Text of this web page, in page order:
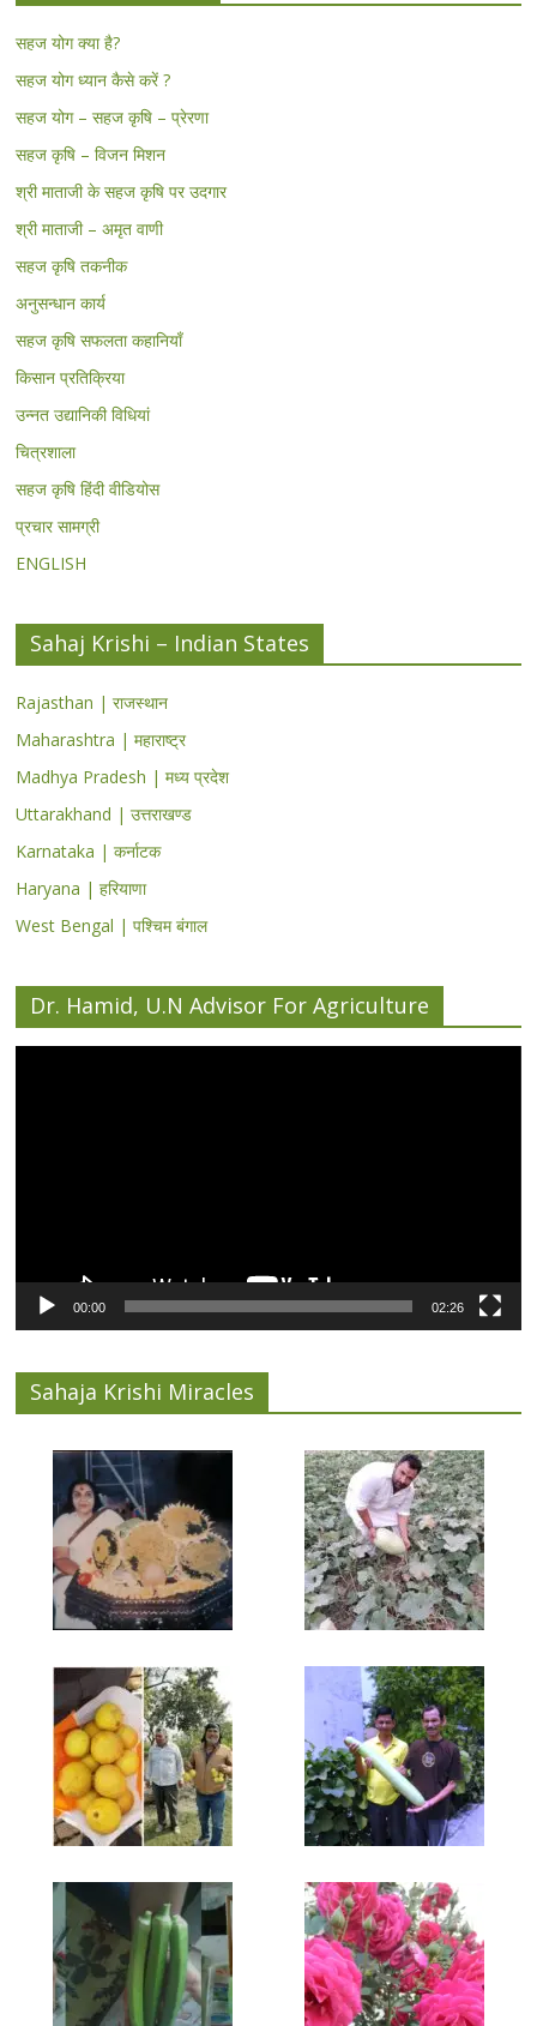
सहज योग क्या है?
सहज योग ध्यान कैसे करें ?
सहज योग – सहज कृषि – प्रेरणा
सहज कृषि – विजन मिशन
श्री माताजी के सहज कृषि पर उदगार
श्री माताजी – अमृत वाणी
सहज कृषि तकनीक
अनुसन्धान कार्य
सहज कृषि सफलता कहानियाँ
किसान प्रतिक्रिया
उन्नत उद्यानिकी विधियां
चित्रशाला
सहज कृषि हिंदी वीडियोस
प्रचार सामग्री
ENGLISH
Sahaj Krishi – Indian States
Rajasthan | राजस्थान
Maharashtra | महाराष्ट्र
Madhya Pradesh | मध्य प्रदेश
Uttarakhand | उत्तराखण्ड
Karnataka | कर्नाटक
Haryana | हरियाणा
West Bengal | पश्चिम बंगाल
Dr. Hamid, U.N Advisor For Agriculture
00:00 02:26
Sahaja Krishi Miracles